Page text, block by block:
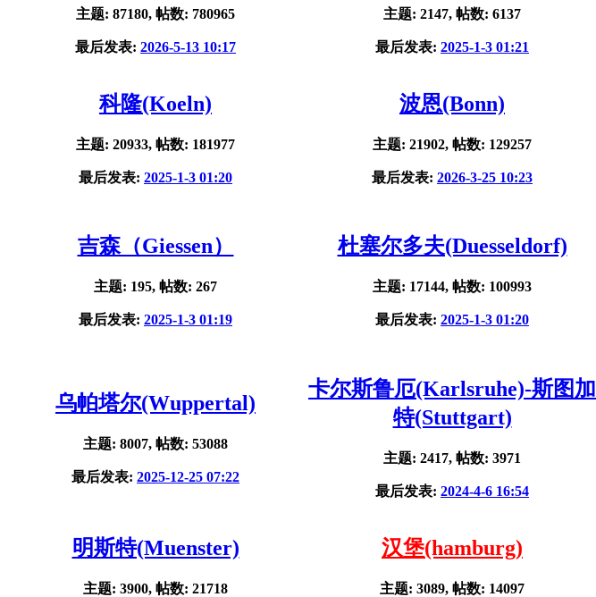
主题: 87180, 帖数: 780965
最后发表: 2026-5-13 10:17
主题: 2147, 帖数: 6137
最后发表: 2025-1-3 01:21
科隆(Koeln)
主题: 20933, 帖数: 181977
最后发表: 2025-1-3 01:20
波恩(Bonn)
主题: 21902, 帖数: 129257
最后发表: 2026-3-25 10:23
吉森（Giessen）
主题: 195, 帖数: 267
最后发表: 2025-1-3 01:19
杜塞尔多夫(Duesseldorf)
主题: 17144, 帖数: 100993
最后发表: 2025-1-3 01:20
乌帕塔尔(Wuppertal)
主题: 8007, 帖数: 53088
最后发表: 2025-12-25 07:22
卡尔斯鲁厄(Karlsruhe)-斯图加
特(Stuttgart)
主题: 2417, 帖数: 3971
最后发表: 2024-4-6 16:54
明斯特(Muenster)
主题: 3900, 帖数: 21718
汉堡(hamburg)
主题: 3089, 帖数: 14097